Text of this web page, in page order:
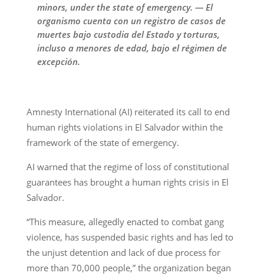
minors, under the state of emergency. — El
organismo cuenta con un registro de casos de
muertes bajo custodia del Estado y torturas,
incluso a menores de edad, bajo el régimen de
excepción.
Amnesty International (AI) reiterated its call to end
human rights violations in El Salvador within the
framework of the state of emergency.
AI warned that the regime of loss of constitutional
guarantees has brought a human rights crisis in El
Salvador.
“This measure, allegedly enacted to combat gang
violence, has suspended basic rights and has led to
the unjust detention and lack of due process for
more than 70,000 people,” the organization began